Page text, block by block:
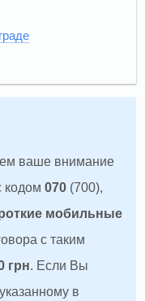
ваше внимание
кодом070 (700),
мобильные
с таким
грн. Если Вы
в